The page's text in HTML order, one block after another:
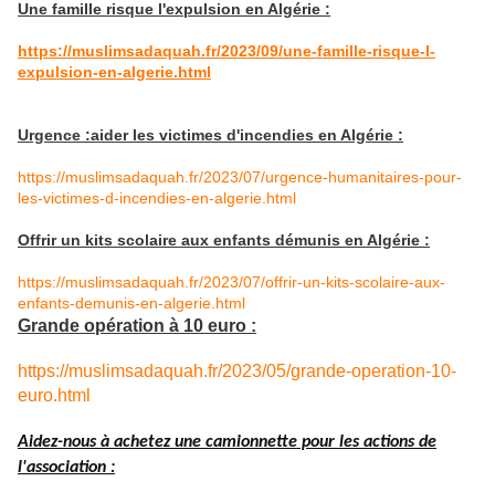
Une famille risque l'expulsion en Algérie :
https://muslimsadaquah.fr/2023/09/une-famille-risque-l-
expulsion-en-algerie.html
Urgence :aider les victimes d'incendies en Algérie :
https://muslimsadaquah.fr/2023/07/urgence-humanitaires-pour-
les-victimes-d-incendies-en-algerie.html
Offrir un kits scolaire aux enfants démunis en Algérie :
https://muslimsadaquah.fr/2023/07/offrir-un-kits-scolaire-aux-
enfants-demunis-en-algerie.html
Grande opération à 10 euro :
https://muslimsadaquah.fr/2023/05/grande-operation-10-
euro.html
Aidez-nous à achetez une camionnette pour les actions de
l'association :